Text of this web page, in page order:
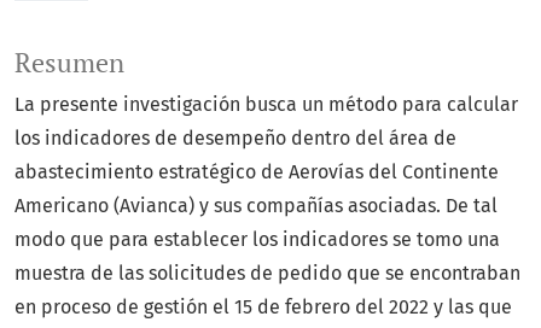
Resumen
La presente investigación busca un método para calcular
los indicadores de desempeño dentro del área de
abastecimiento estratégico de Aerovías del Continente
Americano (Avianca) y sus compañías asociadas. De tal
modo que para establecer los indicadores se tomo una
muestra de las solicitudes de pedido que se encontraban
en proceso de gestión el 15 de febrero del 2022 y las que